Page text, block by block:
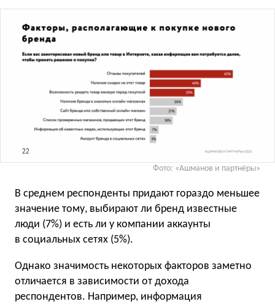
Фото: «Ашманов и партнёры»
В среднем респонденты придают гораздо меньшее
значение тому, выбирают ли бренд известные
люди (7%) и есть ли у компании аккаунты
в социальных сетях (5%).
Однако значимость некоторых факторов заметно
отличается в зависимости от дохода
респондентов. Например, информация